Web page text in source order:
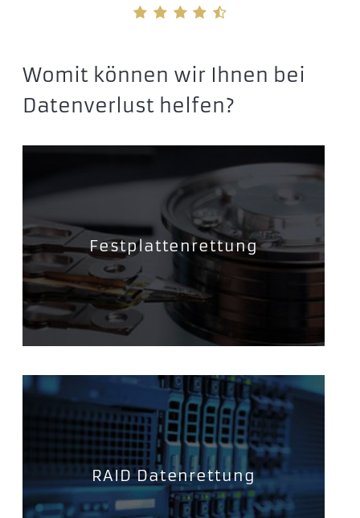
Womit können wir Ihnen bei
Datenverlust helfen?
Festplattenrettung
RAID Datenrettung